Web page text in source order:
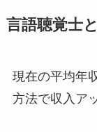
言語聴覚士
現在の平均年
方法で収入ア